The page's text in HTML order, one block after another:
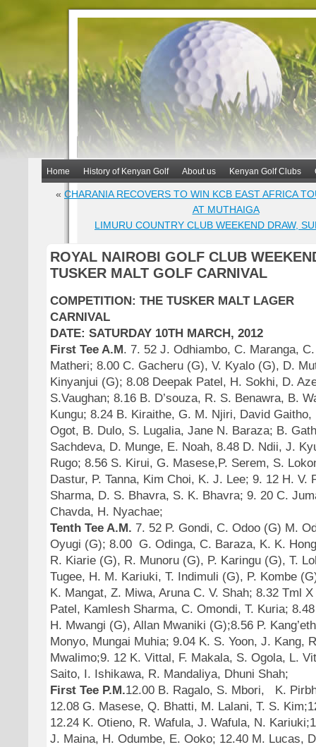
Home History of Kenyan Golf About us Kenyan Golf Clubs
« CHARANIA RECOVERS TO WIN KCB EAST AFRICA
AT MUTHAIGA
LIMURU COUNTRY CLUB WEEKEND DRAW,
ROYAL NAIROBI GOLF CLUB
TUSKER MALT GOLF CARNIVAL
COMPETITION: THE TUSKER MALT LAGER
CARNIVAL
DATE: SATURDAY 10TH MARCH, 2012
First Tee A.M. 7. 52 J. Odhiambo, C. Maranga,
Matheri; 8.00 C. Gacheru (G), V. Kyalo (G), D.
Kinyanjui (G); 8.08 Deepak Patel, H. Sokhi, D.
S.Vaughan; 8.16 B. D’souza, R. S. Benawra, B.
Kungu; 8.24 B. Kiraithe, G. M. Njiri, David Gaitho,
Ogot, B. Dulo, S. Lugalia, Jane N. Baraza; B.
Sachdeva, D. Munge, E. Noah, 8.48 D. Ndii, J.
Rugo; 8.56 S. Kirui, G. Masese,P. Serem, S.
Dastur, P. Tanna, Kim Choi, K. J. Lee; 9. 12 H. V.
Sharma, D. S. Bhavra, S. K. Bhavra; 9. 20 C.
Chavda, H. Nyachae;
Tenth Tee A.M. 7. 52 P. Gondi, C. Odoo (G) M.
Oyugi (G); 8.00 G. Odinga, C. Baraza, K. K.
R. Kiarie (G), R. Munoru (G), P. Karingu (G), T.
Tugee, H. M. Kariuki, T. Indimuli (G), P. Kombe
K. Mangat, Z. Miwa, Aruna C. V. Shah; 8.32 Tml
Patel, Kamlesh Sharma, C. Omondi, T. Kuria;
H. Mwangi (G), Allan Mwaniki (G);8.56 P.
Monyo, Mungai Muhia; 9.04 K. S. Yoon, J. Kang,
Mwalimo;9. 12 K. Vittal, F. Makala, S. Ogola, L.
Saito, I. Ishikawa, R. Mandaliya, Dhuni Shah;
First Tee P.M.12.00 B. Ragalo, S. Mbori, K.
12.08 G. Masese, Q. Bhatti, M. Lalani, T. S.
12.24 K. Otieno, R. Wafula, J. Wafula, N.
J. Maina, H. Odumbe, E. Ooko; 12.40 M. Lucas,